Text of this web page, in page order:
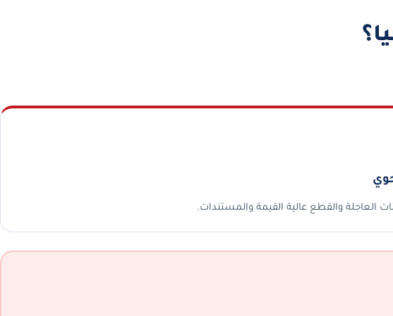
العاجلة والقطع عالية القيمة والمستندات.